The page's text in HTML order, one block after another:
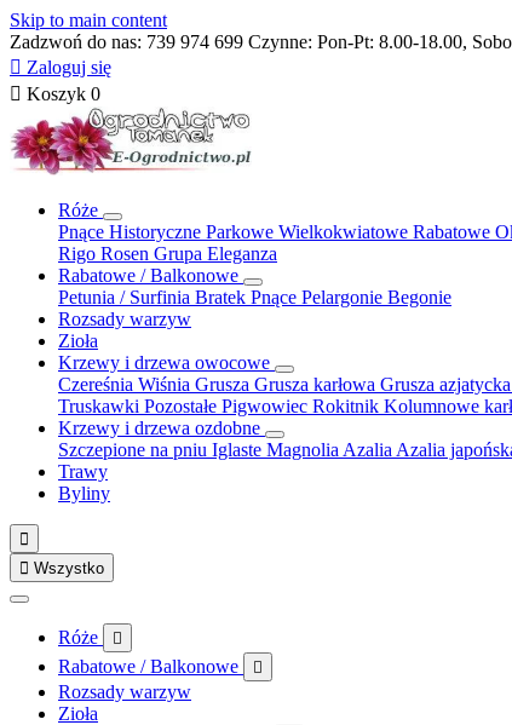
Skip to main content
Zadzwoń do nas: 739 974 699 Czynne: Pon-Pt: 8.00-18.00,
 Zaloguj się
 Koszyk 0
Róże
Pnące Historyczne Parkowe Wielkokwiatowe Rabatowe
Rigo Rosen Grupa Eleganza
Rabatowe / Balkonowe
Petunia / Surfinia Bratek Pnące Pelargonie Begonie
Rozsady warzyw
Zioła
Krzewy i drzewa owocowe
Czereśnia Wiśnia Grusza Grusza karłowa Grusza azjatycka
Truskawki Pozostałe Pigwowiec Rokitnik Kolumnowe
Krzewy i drzewa ozdobne
Szczepione na pniu Iglaste Magnolia Azalia Azalia
Trawy
Byliny

 Wszystko
Róże 
Rabatowe / Balkonowe 
Rozsady warzyw
Zioła